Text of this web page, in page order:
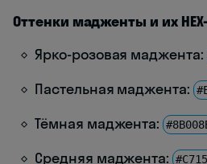
Оттенки мадженты и их
Ярко-розовая маджента:
Пастельная маджента:
Тёмная маджента:
Средняя маджента: